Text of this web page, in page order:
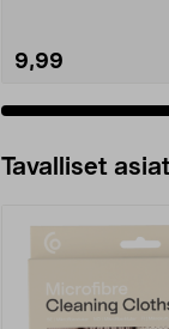
9,99
Tavalliset